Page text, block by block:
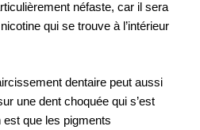
néfaste, car il sera
qui se trouve à l’intérieur
dentaire peut aussi
une dent choquée qui s’est
que les pigments